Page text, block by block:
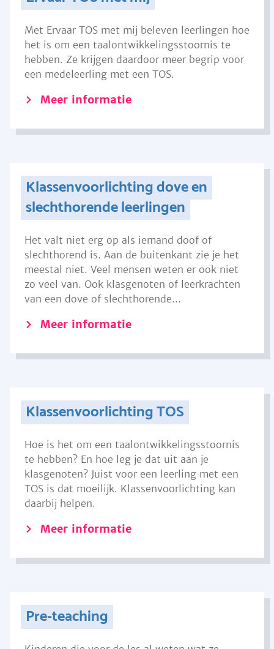
Met Ervaar TOS met mij beleven leerlingen hoe
het is om een taalontwikkelingsstoornis te
hebben. Ze krijgen daardoor meer begrip voor
een medeleerling met een TOS.
Meer informatie
Klassenvoorlichting dove en
slechthorende leerlingen
Het valt niet erg op als iemand doof of
slechthorend is. Aan de buitenkant zie je het
meestal niet. Veel mensen weten er ook niet
zo veel van. Ook klasgenoten of leerkrachten
van een dove of slechthorende...
Meer informatie
Klassenvoorlichting TOS
Hoe is het om een taalontwikkelingsstoornis
te hebben? En hoe leg je dat uit aan je
klasgenoten? Juist voor een leerling met een
TOS is dat moeilijk. Klassenvoorlichting kan
daarbij helpen.
Meer informatie
Pre-teaching